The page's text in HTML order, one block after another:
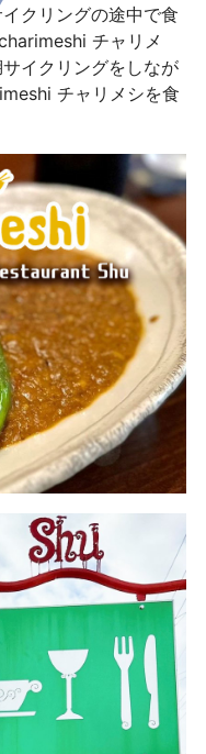
クリングの途中で食
チャリメ
イクリングをしなが
チャリメシを食